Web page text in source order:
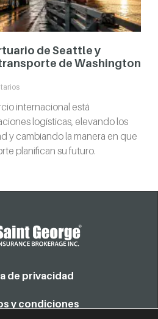
de Seattle y
de Washington
internacional está
logísticas, elevando los
y cambiando la manera en que
planifican su futuro.
de privacidad
y condiciones